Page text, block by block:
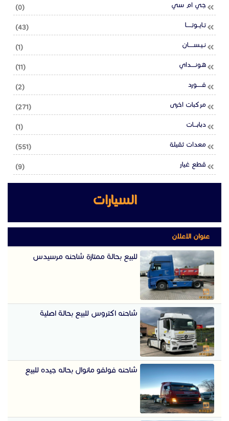
(0) جي ام سي
(43) تـايــوتـــــا
(1) نـيـســـــان
(11) هـونــــداي
(2) فـــــورد
(271) مركبات اخرى
(1) دبابـــات
(551) معدات ثقيلة
(9) قطع غيار
السيارات
عنوان الاعلان
للبيع بحالة ممتازة شاحنه مرسيدس
شاحنه اكتروس للبيع بحالة اصلية
شاحنه فولفو مانوال بحاله جيده للبيع